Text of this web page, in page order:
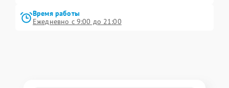
Время работы
Ежедневно с 9:00 до 21:00